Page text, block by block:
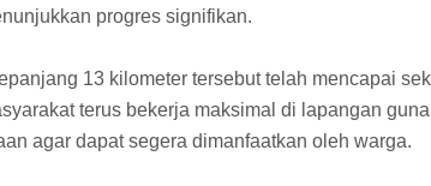
progres signifikan.
13 kilometer tersebut telah mencapai
terus bekerja maksimal di lapangan guna
agar dapat segera dimanfaatkan oleh warga.